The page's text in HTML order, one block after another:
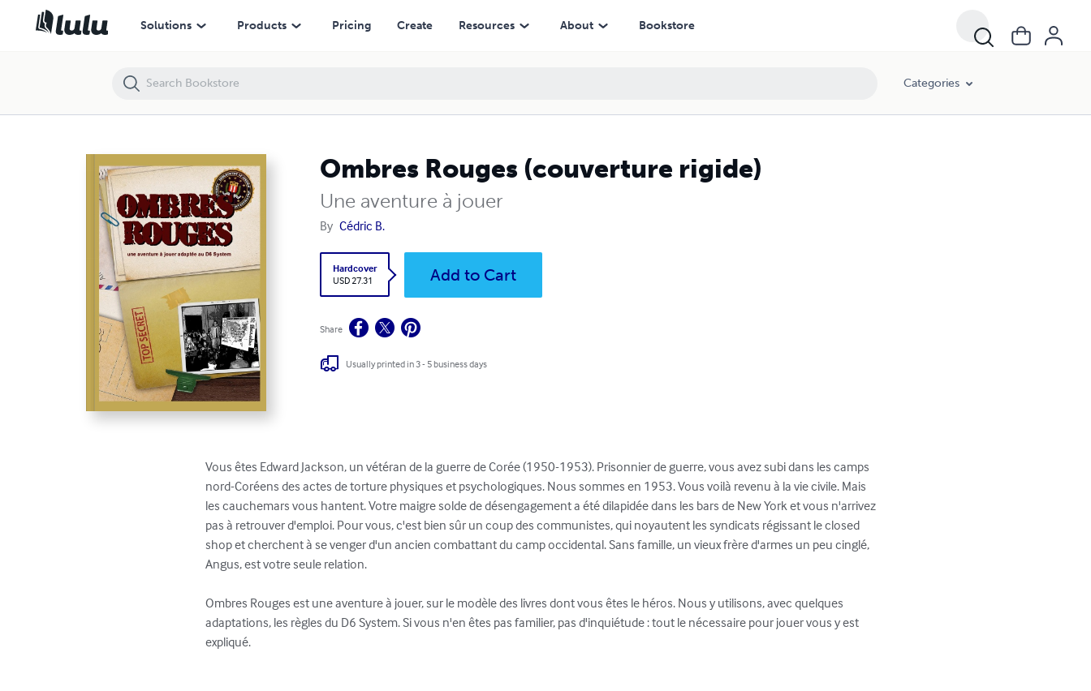
Solutions Products Pricing Create Resources About Bookstore
Categories
Ombres Rouges (couverture rigide)
Une aventure à jouer
By Cédric B.
Hardcover
USD 27.31
Add to Cart
Share
Usually printed in 3 - 5 business days
Vous êtes Edward Jackson, un vétéran de la guerre de Corée (1950-1953). Prisonnier de guerre, vous avez subi dans les camps
nord-Coréens des actes de torture physiques et psychologiques. Nous sommes en 1953. Vous voilà revenu à la vie civile. Mais
les cauchemars vous hantent. Votre maigre solde de désengagement a été dilapidée dans les bars de New York et vous n'arrivez
pas à retrouver d'emploi. Pour vous, c'est bien sûr un coup des communistes, qui noyautent les syndicats régissant le closed
shop et cherchent à se venger d'un ancien combattant du camp occidental. Sans famille, un vieux frère d'armes un peu cinglé,
Angus, est votre seule relation.
Ombres Rouges est une aventure à jouer, sur le modèle des livres dont vous êtes le héros. Nous y utilisons, avec quelques
adaptations, les règles du D6 System. Si vous n'en êtes pas familier, pas d'inquiétude : tout le nécessaire pour jouer vous y est
expliqué.
Ombres Rouges (couverture rigide)